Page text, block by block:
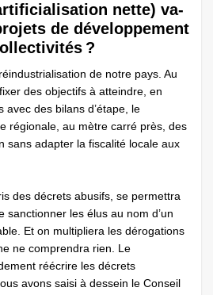
nette) va-
de développement
?
de notre pays. Au
des objectifs à atteindre, en
avec des bilans d’étape, le
régionale, au mètre carré près, des
sans adapter la fiscalité locale aux
des décrets abusifs, se permettra
sanctionner les élus au nom d’un
Et on multipliera les dérogations
ne comprendra rien. Le
réécrire les décrets
avons saisi à dessein le Conseil